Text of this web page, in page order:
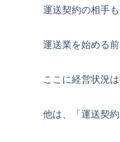
運送契約の相手
運送業を始める
ここに経営状況
他は、「運送契